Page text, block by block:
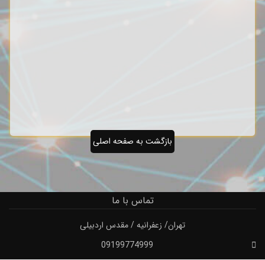
بازگشت به صفحه اصلی
تماس با ما
تهران/ زعفرانیه / مقدس اردبیلی
09199774999